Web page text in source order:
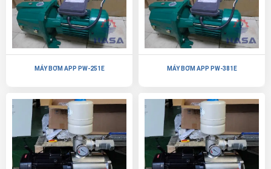
MÁY BƠM APP PW-251E MÁY BƠM APP PW-381E